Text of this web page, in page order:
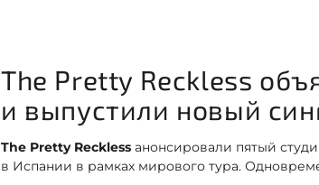
The Pretty Reckless
и выпустили новый
The Pretty Reckless анонсировали пятый
в Испании в рамках мирового тура.